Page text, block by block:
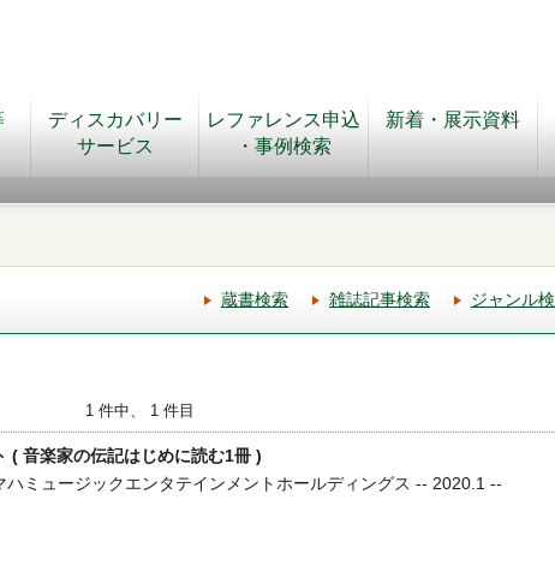
ディスカバリー
サービス
レファレンス申込
・事例検索
新着・展示資料
蔵書検索 雑誌記事検索 ジャンル
1 件中、 1 件目
( 音楽家の伝記はじめに読む1冊 )
ミュージックエンタテインメントホールディングス -- 2020.1 --